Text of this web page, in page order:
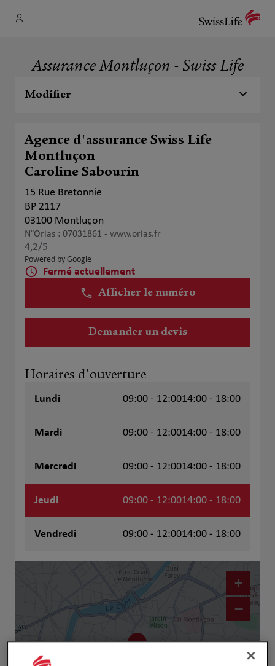
Assurance Montluçon - Swiss Life
Modifier
Agence d'assurance Swiss Life
Montluçon
Caroline Sabourin
15 Rue Bretonnie
BP 2117
03100 Montluçon
N°Orias : 07031861 - www.orias.fr
4,2/5
Powered by Google
Fermé actuellement
Afficher le numéro
Demander un devis
Horaires d'ouverture
Lundi 09:00 - 12:0014:00 - 18:00
Mardi 09:00 - 12:0014:00 - 18:00
Mercredi 09:00 - 12:0014:00 - 18:00
Jeudi 09:00 - 12:0014:00 - 18:00
Vendredi 09:00 - 12:0014:00 - 18:00
+
−